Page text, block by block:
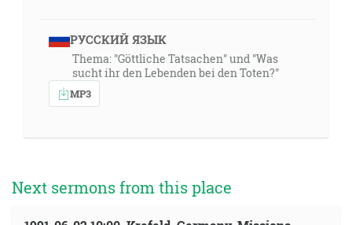
РУССКИЙ ЯЗЫК
Thema: "Göttliche Tatsachen" und "Was
sucht ihr den Lebenden bei den Toten?"
MP3
Next sermons from this place